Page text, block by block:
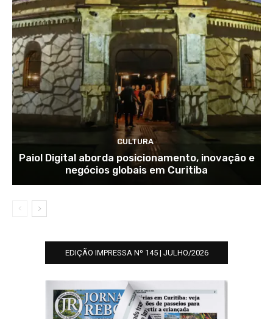
CULTURA
Paiol Digital aborda posicionamento, inovação e
negócios globais em Curitiba
EDIÇÃO IMPRESSA Nº 145 | JULHO/2026